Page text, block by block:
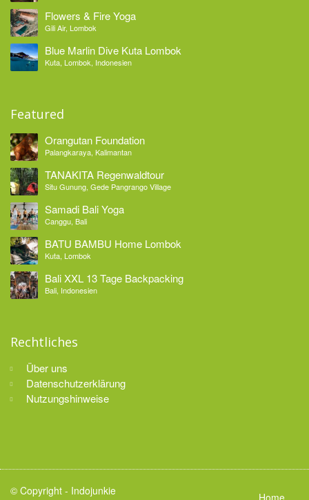
Flowers & Fire Yoga
Gili Air, Lombok
Blue Marlin Dive Kuta Lombok
Kuta, Lombok, Indonesien
Featured
Orangutan Foundation
Palangkaraya, Kalimantan
TANAKITA Regenwaldtour
Situ Gunung, Gede Pangrango Village
Samadi Bali Yoga
Canggu, Bali
BATU BAMBU Home Lombok
Kuta, Lombok
Bali XXL 13 Tage Backpacking
Bali, Indonesien
Rechtliches
Über uns
Datenschutzerklärung
Nutzungshinweise
© Copyright - Indojunkie